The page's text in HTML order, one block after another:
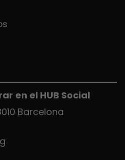
en el HUB Social
Barcelona